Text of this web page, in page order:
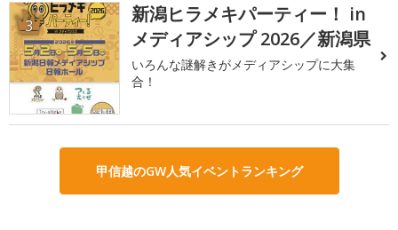
3
新潟ヒラメキパーティー！ in
メディアシップ 2026／新潟県
いろんな謎解きがメディアシップに大集
合！
甲信越のGW人気イベントランキング